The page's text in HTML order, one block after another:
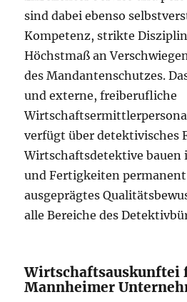
sind dabei ebenso
Kompetenz, strikte
Höchstmaß an
des Mandantenschutzes.
und externe, freiberufliche
verfügt über detektivisches
Wirtschaftsdetektive bauen
und Fertigkeiten
ausgeprägtes
alle Bereiche des
Wirtschaftsauskunftei
Mannheimer